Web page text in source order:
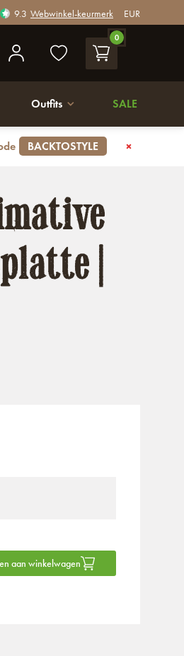
9.3 Webwinkel-keurmerk EUR
0
Outfits SALE
BACKTOSTYLE
|
aan winkelwagen